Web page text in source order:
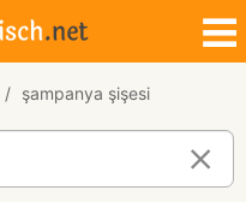
şampanya şişesi